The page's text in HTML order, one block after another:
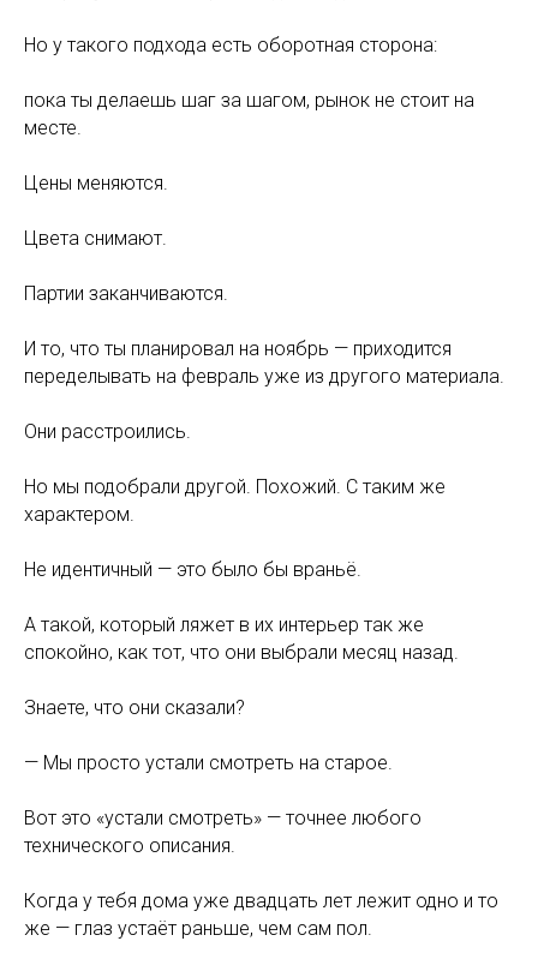
Но у такого подхода есть оборотная сторона:
пока ты делаешь шаг за шагом, рынок не стоит на
месте.
Цены меняются.
Цвета снимают.
Партии заканчиваются.
И то, что ты планировал на ноябрь — приходится
переделывать на февраль уже из другого материала.
Они расстроились.
Но мы подобрали другой. Похожий. С таким же
характером.
Не идентичный — это было бы враньё.
А такой, который ляжет в их интерьер так же
спокойно, как тот, что они выбрали месяц назад.
Знаете, что они сказали?
— Мы просто устали смотреть на старое.
Вот это «устали смотреть» — точнее любого
технического описания.
Когда у тебя дома уже двадцать лет лежит одно и то
же — глаз устаёт раньше, чем сам пол.